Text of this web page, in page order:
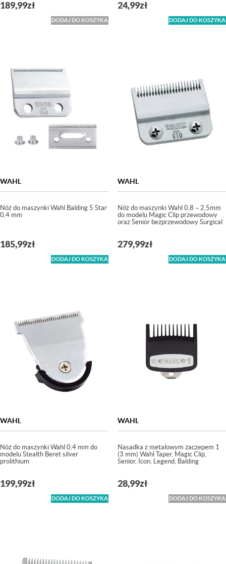
189,99zł
DODAJ DO KOSZYKA
24,99zł
DODAJ DO KOSZYKA
WAHL
Nóż do maszynki Wahl Balding 5 Star
0,4 mm
185,99zł
DODAJ DO KOSZYKA
WAHL
Nóż do maszynki Wahl 0,8 – 2,5mm
do modelu Magic Clip przewodowy
oraz Senior bezprzewodowy Surgical
279,99zł
DODAJ DO KOSZYKA
WAHL
Nóż do maszynki Wahl 0,4 mm do
modelu Stealth Beret silver
prolithium
199,99zł
DODAJ DO KOSZYKA
WAHL
Nasadka z metalowym zaczepem 1
(3 mm) Wahl Taper, Magic Clip,
Senior, Icon, Legend, Balding
28,99zł
DODAJ DO KOSZYKA